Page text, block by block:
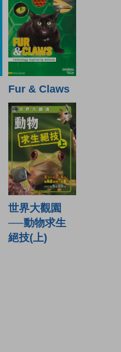
Fur & Claws
世界大觀園
──動物求生
絕技(上)